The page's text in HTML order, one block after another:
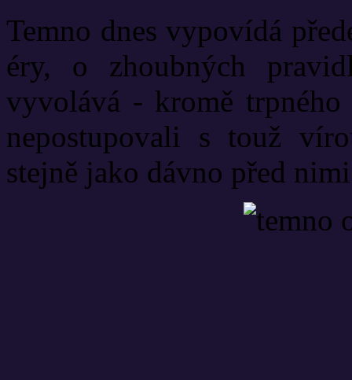
Temno dnes vypovídá
éry, o zhoubných
vyvolává - kromě
nepostupovali s touž
stejně jako dávno před